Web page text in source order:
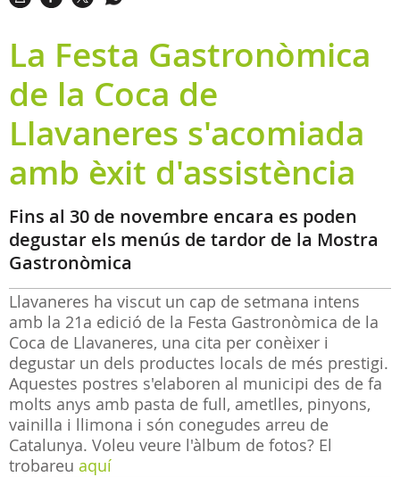
La Festa Gastronòmica
de la Coca de
Llavaneres s'acomiada
amb èxit d'assistència
Fins al 30 de novembre encara es poden
degustar els menús de tardor de la Mostra
Gastronòmica
Llavaneres ha viscut un cap de setmana intens
amb la 21a edició de la Festa Gastronòmica de la
Coca de Llavaneres, una cita per conèixer i
degustar un dels productes locals de més prestigi.
Aquestes postres s'elaboren al municipi des de fa
molts anys amb pasta de full, ametlles, pinyons,
vainilla i llimona i són conegudes arreu de
Catalunya. Voleu veure l'àlbum de fotos? El
trobareu aquí